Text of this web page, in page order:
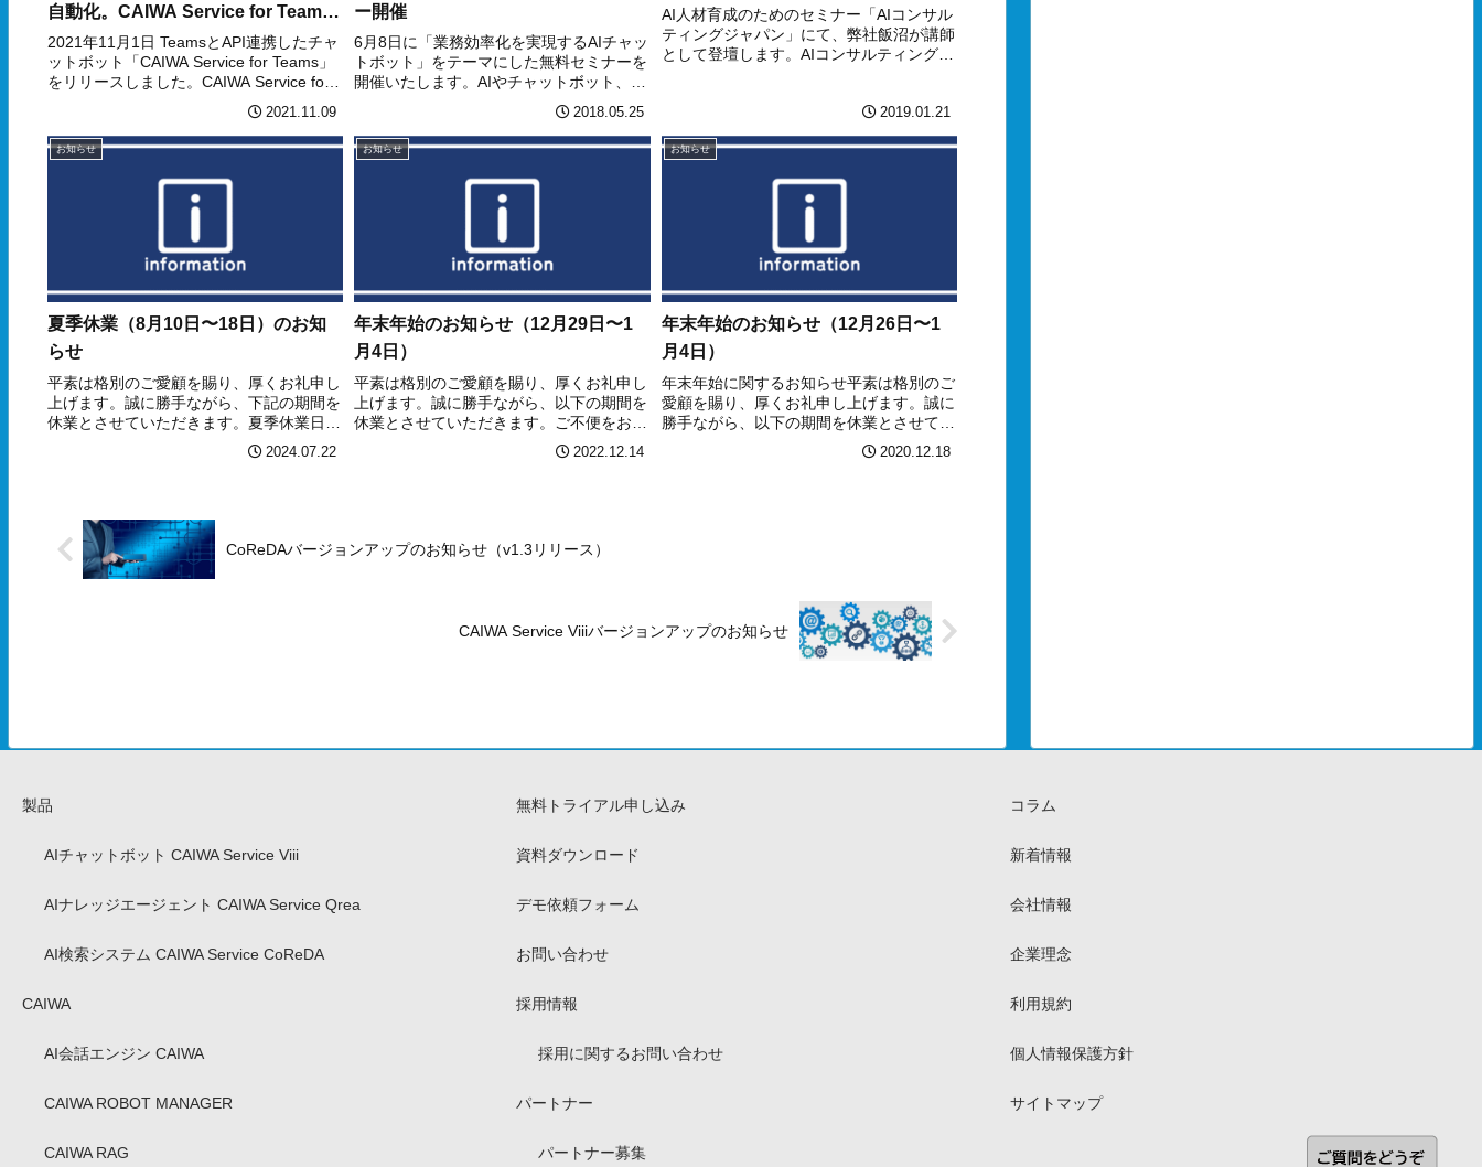
自動化。CAIWA Service for Teams
リリース！
2021年11月1日 TeamsとAPI連携したチャ
ットボット「CAIWA Service for Teams」
をリリースしました。CAIWA Service for
Teamsは、Microsoft Teams上で利用でき
2021.11.09
ー開催
6月8日に「業務効率化を実現するAIチャッ
トボット」をテーマにした無料セミナーを
開催いたします。AIやチャットボット、そ
してRPAを絡めた最新動向からチャットボ
ットを社内ヘルプデスクとして活用してい
る大手人材情報サービス会社の事例紹介な
ど、...
2018.05.25
AI人材育成のためのセミナー「AIコンサル
ティングジャパン」にて、弊社飯沼が講師
として登壇します。AIコンサルティングジ
課題に応じて、AIプロダクト・サービスの
導...
2019.01.21
お知らせ
夏季休業（8月10日〜18日）のお知
らせ
平素は格別のご愛顧を賜り、厚くお礼申し
上げます。誠に勝手ながら、下記の期間を
休業とさせていただきます。夏季休業日：
2024年8月10日（土）～2024年8月18日
（日）休業中にいただいた「お問い合わ
2024.07.22
お知らせ
年末年始のお知らせ（12月29日〜1
月4日）
平素は格別のご愛顧を賜り、厚くお礼申し
上げます。誠に勝手ながら、以下の期間を
休業とさせていただきます。ご不便をお掛
け致しますが、何卒ご理解のほどお願い申
し上げます。年末年始休業日： 2022年
2022.12.14
お知らせ
年末年始のお知らせ（12月26日〜1
月4日）
年末年始に関するお知らせ平素は格別のご
愛顧を賜り、厚くお礼申し上げます。誠に
勝手ながら、以下の期間を休業とさせてい
ただきます。ご不便をお掛け致しますが、
何卒ご理解のほどお願い申し上げます。年
2020.12.18
CoReDAバージョンアップのお知らせ（v1.3リリース）
CAIWA Service Viiiバージョンアップのお知らせ
製品
AIチャットボット CAIWA Service Viii
AIナレッジエージェント CAIWA Service Qrea
AI検索システム CAIWA Service CoReDA
CAIWA
AI会話エンジン CAIWA
CAIWA ROBOT MANAGER
CAIWA RAG
無料トライアル申し込み
資料ダウンロード
デモ依頼フォーム
お問い合わせ
採用情報
採用に関するお問い合わせ
パートナー
パートナー募集
コラム
新着情報
会社情報
企業理念
利用規約
個人情報保護方針
サイトマップ